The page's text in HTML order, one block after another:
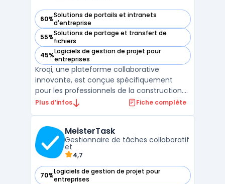
60%Solutions de portails et intranets
d'entreprise
— voir Kroqi dans cette catégorie
55%Solutions de partage et transfert de
fichiers
— voir Kroqi dans cette catégorie
45%Logiciels de gestion de projet pour
entreprises
— voir Kroqi dans cette catégorie
Kroqi, une plateforme collaborative
innovante, est conçue spécifiquement
pour les professionnels de la construction.
Elle intègre un système de gestion de
en temps réel. Avec des fonctionnalités
telles que la planificati ...
Plus d’infos Fiche complète
MeisterTask
Gestionnaire de tâches collaboratif
et
4,7
70%Logiciels de gestion de projet pour
entreprises
— voir MeisterTask dans cette catégorie